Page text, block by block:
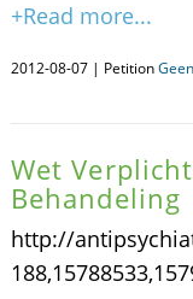
+Read more...
2012-08-07 | Petition
Wet
Behandeling
http://